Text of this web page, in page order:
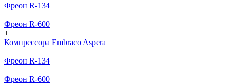
Фреон R-134
Фреон R-600
+
Компрессора Embraco Aspera
Фреон R-134
Фреон R-600